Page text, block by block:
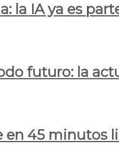
la IA ya es
futuro: la
45 minutos